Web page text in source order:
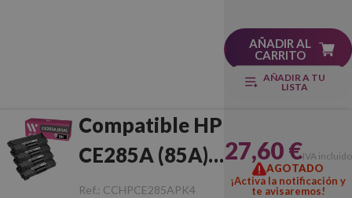
AÑADIR AL
CARRITO
AÑADIR A TU
LISTA
Compatible HP
CE285A (85A)
Pack de 4
Ref.: CCHPCE285APK4
27,60 €IVA incluido
AGOTADO
¡Activa la notificación y
te avisaremos!